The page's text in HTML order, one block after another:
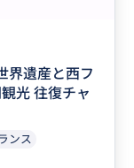
界遺産と西フ
光 往復チャ
ンス